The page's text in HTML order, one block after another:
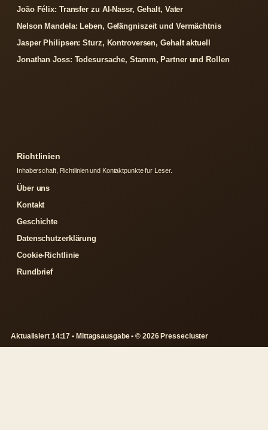
João Félix: Transfer zu Al-Nassr, Gehalt, Vater
Nelson Mandela: Leben, Gefängniszeit und Vermächtnis
Jasper Philipsen: Sturz, Kontroversen, Gehalt aktuell
Jonathan Joss: Todesursache, Stamm, Partner und Rollen
Richtlinien
Inhaberschaft, Richtlinien und Kontaktpunkte fur Leser.
Über uns
Kontakt
Geschichte
Datenschutzerklärung
Cookie-Richtlinie
Rundbrief
Aktualisiert 14:17 • Mittagsausgabe • © 2026 Pressecluster